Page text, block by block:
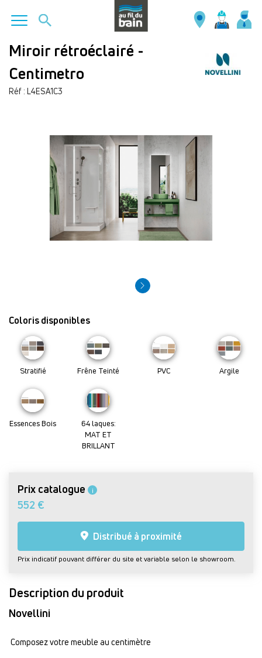
Aller
contenu
principal
Miroir rétroéclairé -
Centimetro
Réf : L4ESA1C3
Coloris disponibles
Stratifié Frêne Teinté PVC Argile
Essences Bois
64 laques:
MAT ET
BRILLANT
Prix catalogue i
552 €
Distribué à proximité
Prix indicatif pouvant différer du site et variable selon le showroom.
Description du produit
Novellini
Composez votre meuble au centimètre